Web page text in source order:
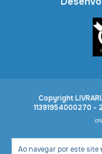
Ao navegar por este site
Copyright
11391954000270